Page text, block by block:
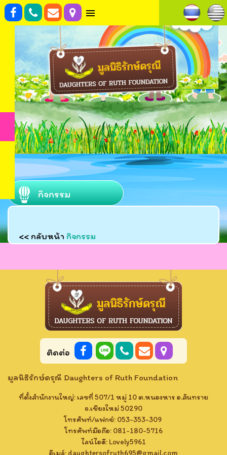
กิจกรรม
<< กลับหน้า กิจกรรม
ติดต่อ
มูลนิธิรักษ์ดรุณี Daughters of Ruth Foundation
ที่ตั้งสำนักงานใหญ่: เลขที่ 507/1 หมู่ 10 ต.หนองหาร อ.สันทราย
จ.เชียงใหม่ 50290
โทรศัพท์/แฟกซ์: 053-353-309
โทรศัพท์มือถือ: 081-180-5716
ไลน์ไอดี: Lovely​5961​
อีเมล์: daughtersofruth695@gmail.com